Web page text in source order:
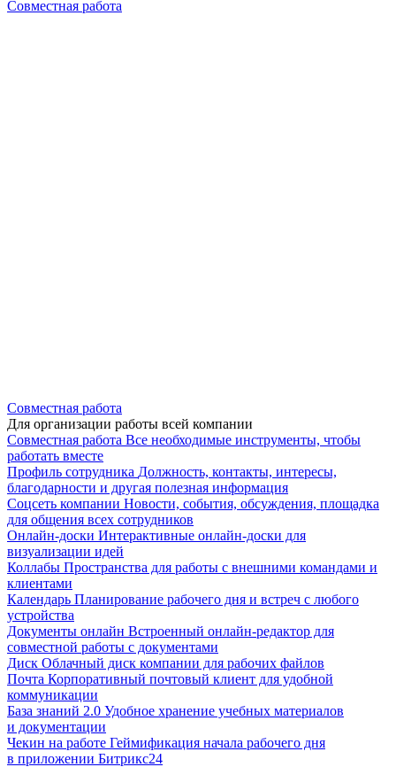
Совместная работа
Совместная работа
Для организации работы всей компании
Совместная работа Все необходимые инструменты, чтобы
работать вместе
Профиль сотрудника Должность, контакты, интересы,
благодарности и другая полезная информация
Соцсеть компании Новости, события, обсуждения, площадка
для общения всех сотрудников
Онлайн-доски Интерактивные онлайн-доски для
визуализации идей
Коллабы Пространства для работы с внешними командами и
клиентами
Календарь Планирование рабочего дня и встреч с любого
устройства
Документы онлайн Встроенный онлайн-редактор для
совместной работы с документами
Диск Облачный диск компании для рабочих файлов
Почта Корпоративный почтовый клиент для удобной
коммуникации
База знаний 2.0 Удобное хранение учебных материалов
и документации
Чекин на работе Геймификация начала рабочего дня
в приложении Битрикс24